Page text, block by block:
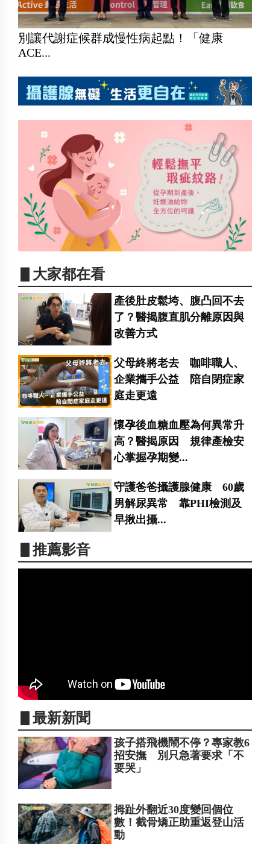
別讓代謝症候群成慢性病起點！「健康
ACE...
▋大家都在看
產後肚皮鬆垮、腹凸回不去
了？醫揭腹直肌分離原因與
改善方式
父母終將老去 咖啡職人、
企業攜手公益 陪自閉症家
庭走更遠
懷孕後血糖血壓為何異常升
高？醫揭原因 規律產檢安
心掌握孕期變...
守護爸爸攝護腺健康 60歲
男解尿異常 靠PHI檢測及
早揪出攝...
▋推薦影音
▋最新新聞
孩子搭飛機鬧不停？專家教6
招安撫 別只急著要求「不
要哭」
拇趾外翻近30度變回個位
數！截骨矯正助重返登山活
動